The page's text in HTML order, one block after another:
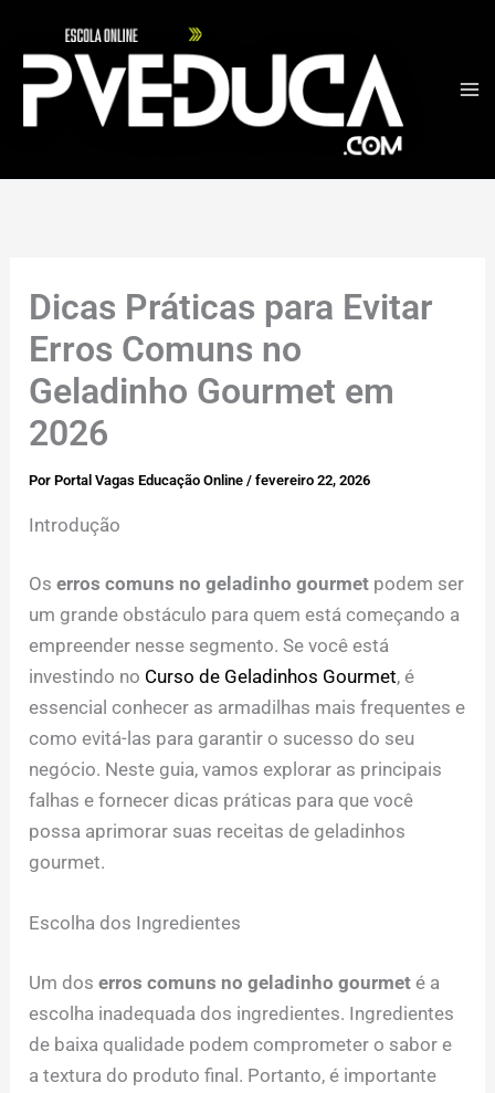
Dicas Práticas para Evitar
Erros Comuns no
Geladinho Gourmet em
2026
PorPortal Vagas Educação Online/fevereiro 22, 2026
Introdução
Oserros comuns no geladinho gourmet podem ser
um grande obstáculo para quem está começando a
empreender nesse segmento. Se você está
investindo no Curso de Geladinhos Gourmet, é
essencial conhecer as armadilhas mais frequentes e
como evitá-las para garantir o sucesso do seu
negócio. Neste guia, vamos explorar as principais
falhas e fornecer dicas práticas para que você
possa aprimorar suas receitas de geladinhos
gourmet.
Escolha dos Ingredientes
Um doserros comuns no geladinho gourmet é a
escolha inadequada dos ingredientes. Ingredientes
de baixa qualidade podem comprometer o sabor e
a textura do produto final. Portanto, é importante